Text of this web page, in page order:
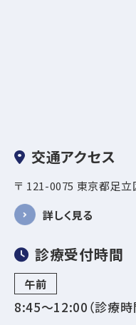
交通アクセス
〒 121-0075 東京都足
詳しく見る
診療受付時間
午前
8:45～12:00（診療